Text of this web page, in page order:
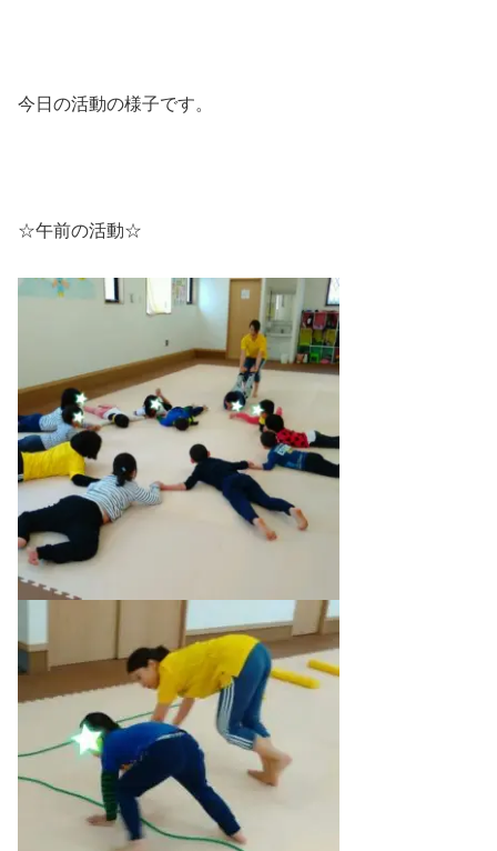
今日の活動の様子です。
☆午前の活動☆